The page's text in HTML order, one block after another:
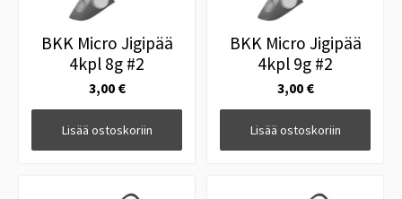
BKK Micro Jigipää
4kpl 8g #2
3,00 €
Lisää ostoskoriin
BKK Micro Jigipää
4kpl 9g #2
3,00 €
Lisää ostoskoriin